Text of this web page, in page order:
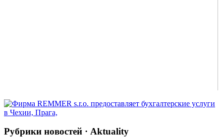
Рубрики новостей · Aktuality